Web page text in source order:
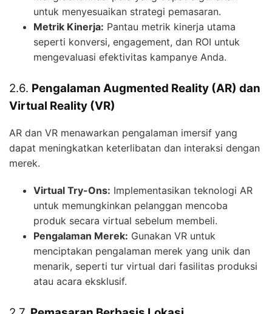
untuk menyesuaikan strategi pemasaran.
Metrik Kinerja: Pantau metrik kinerja utama
seperti konversi, engagement, dan ROI untuk
mengevaluasi efektivitas kampanye Anda.
2.6. Pengalaman Augmented Reality (AR) dan
Virtual Reality (VR)
AR dan VR menawarkan pengalaman imersif yang
dapat meningkatkan keterlibatan dan interaksi dengan
merek.
Virtual Try-Ons: Implementasikan teknologi AR
untuk memungkinkan pelanggan mencoba
produk secara virtual sebelum membeli.
Pengalaman Merek: Gunakan VR untuk
menciptakan pengalaman merek yang unik dan
menarik, seperti tur virtual dari fasilitas produksi
atau acara eksklusif.